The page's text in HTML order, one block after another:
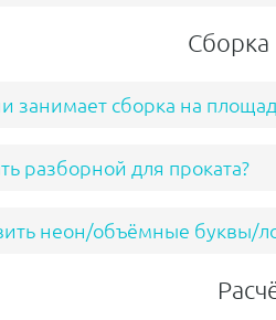
Сборка
занимает сборка на
разборной для проката?
неон/объёмные буквы/